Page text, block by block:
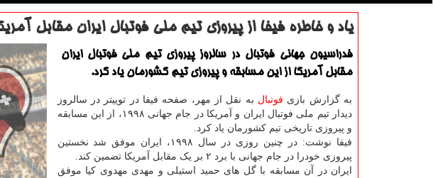
یاد و خاطره فیفا از پیروزی تیم ملی فوتبال ایران مقابل
فدراسیون جهانی فوتبال در سالروز پیروزی تیم ملی فوتبال ایران
مقابل آمریكا از این مسابقه و پیروزی تیم كشورمان یاد كرد.
به گزارش بازی فوتبال به نقل از مهر، صفحه فیفا در توییتر در سالروز
دیدار تیم ملی فوتبال ایران و آمریکا در جام جهانی ۱۹۹۸، از این مسابقه
و پیروزی تاریخی تیم کشورمان یاد کرد.
فیفا نوشت: در چنین روزی در سال ۱۹۹۸، ایران موفق شد نخستین
پیروزی خودرا در جام جهانی با برد ۲ بر یک مقابل آمریکا تضمین کند.
ایران در آن مسابقه با گل های حمید استیلی و مهدی مهدوی کیا موفق